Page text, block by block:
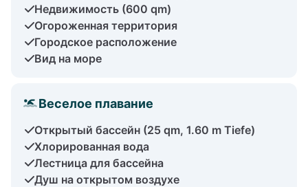
Недвижимость (600 qm)
Огороженная территория
Городское расположение
Вид на море
Веселое плавание
Открытый бассейн (25 qm, 1.60 m Tiefe)
Хлорированная вода
Лестница для бассейна
Душ на открытом воздухе